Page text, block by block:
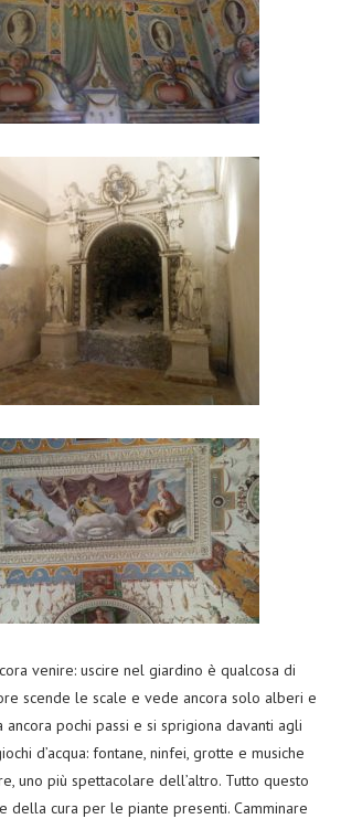
venire: uscire nel giardino è qualcosa di
scende le scale e vede ancora solo alberi e
ancora pochi passi e si sprigiona davanti agli
d’acqua: fontane, ninfei, grotte e musiche
uno più spettacolare dell’altro. Tutto questo
della cura per le piante presenti. Camminare